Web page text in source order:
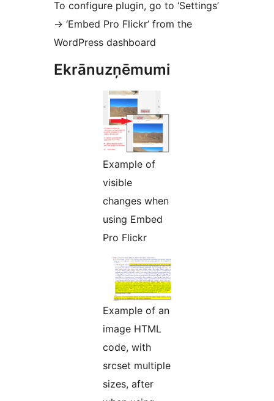
To configure plugin, go to ‘Settings’
-> ‘Embed Pro Flickr’ from the
WordPress dashboard
Ekrānuzņēmumi
Example of
visible
changes when
using Embed
Pro Flickr
Example of an
image HTML
code, with
srcset multiple
sizes, after